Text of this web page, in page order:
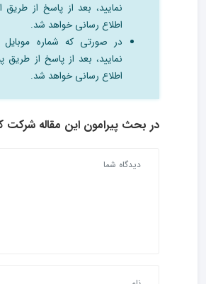
نمایید، بعد از پاسخ از طریق
اطلاع رسانی خواهد شد.
در صورتی که شماره موبایل
نمایید، بعد از پاسخ از طریق
اطلاع رسانی خواهد شد.
در بحث‌ پیرامون این مقاله شرکت